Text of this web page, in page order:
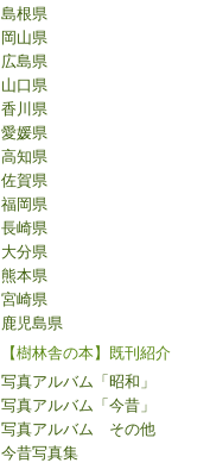
島根県
岡山県
広島県
山口県
香川県
愛媛県
高知県
佐賀県
福岡県
長崎県
大分県
熊本県
宮崎県
鹿児島県
【樹林舎の本】既刊紹介
写真アルバム「昭和」
写真アルバム「今昔」
写真アルバム その他
今昔写真集